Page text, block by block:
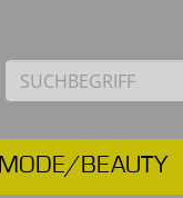
MODE/BEAUTY